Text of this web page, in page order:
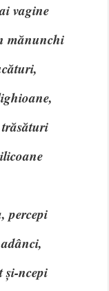
vagine
mănunchi
percepi
și-ncepi